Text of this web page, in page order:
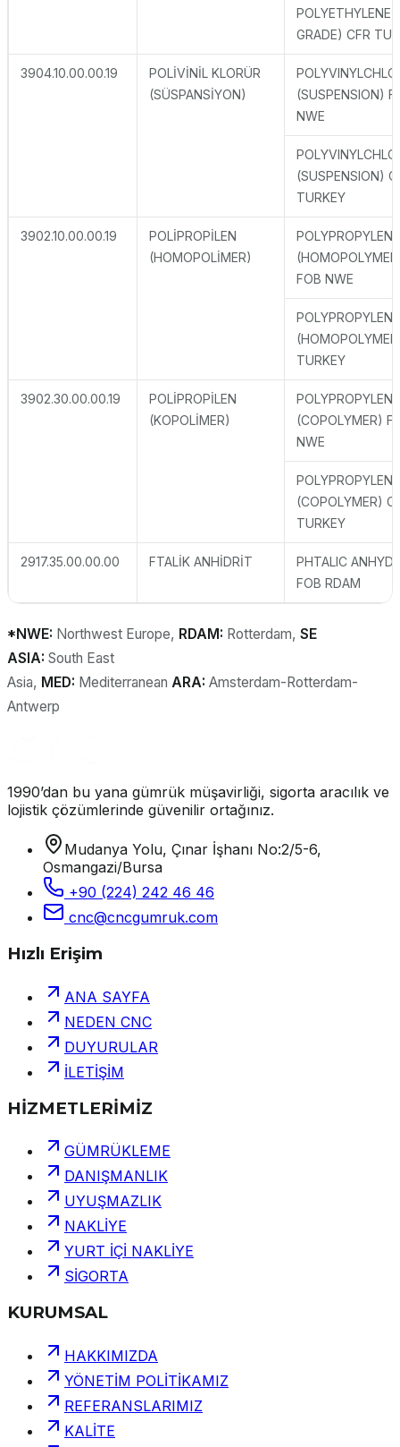
POLYETHYLENE
GRADE) CFR
3904.10.00.00.19
POLİVİNİL KLORÜR
(SÜSPANSİYON)
(SUSPENSION)
NWE
(SUSPENSION)
TURKEY
3902.10.00.00.19
POLİPROPİLEN
(HOMOPOLİMER)
POLYPROPYLENE
FOB NWE
POLYPROPYLENE
TURKEY
3902.30.00.00.19
POLİPROPİLEN
(KOPOLİMER)
POLYPROPYLENE
(COPOLYMER)
NWE
POLYPROPYLENE
(COPOLYMER)
TURKEY
2917.35.00.00.00 FTALİK ANHİDRİT
PHTALIC
FOB RDAM
*NWE: Northwest Europe, RDAM: Rotterdam, SE
ASIA: South East
Asia, MED: Mediterranean ARA: Amsterdam-Rotterdam-
Antwerp
1990’dan bu yana gümrük müşavirliği, sigorta aracılık ve
lojistik çözümlerinde güvenilir ortağınız.
Mudanya Yolu, Çınar İşhanı No:2/5-6,
Osmangazi/Bursa
+90 (224) 242 46 46
cnc@cncgumruk.com
Hızlı Erişim
ANA SAYFA
NEDEN CNC
DUYURULAR
İLETİŞİM
HİZMETLERİMİZ
GÜMRÜKLEME
DANIŞMANLIK
UYUŞMAZLIK
NAKLİYE
YURT İÇİ NAKLİYE
SİGORTA
KURUMSAL
HAKKIMIZDA
YÖNETİM POLİTİKAMIZ
REFERANSLARIMIZ
KALİTE